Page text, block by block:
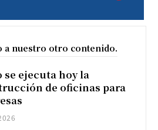
a nuestro otro contenido.
se ejecuta hoy la
de oficinas para